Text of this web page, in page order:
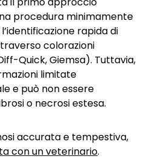
procedura minimamente
rapida di
colorazioni
Quick, Giemsa). Tuttavia,
limitate
e può non essere
o necrosi estesa.
accurata e tempestiva,
con un veterinario.